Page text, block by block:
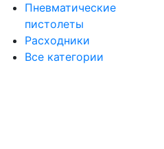
Пневматические
пистолеты
Расходники
Все категории